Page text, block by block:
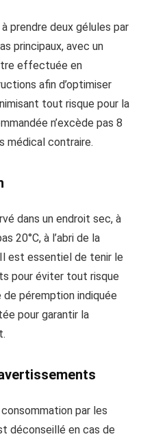
prendre deux gélules par
principaux, avec un
effectuée en
afin d’optimiser
tout risque pour la
n’excède pas 8
médical contraire.
dans un endroit sec, à
20°C, à l’abri de la
est essentiel de tenir le
pour éviter tout risque
péremption indiquée
pour garantir la
par les
déconseillé en cas de